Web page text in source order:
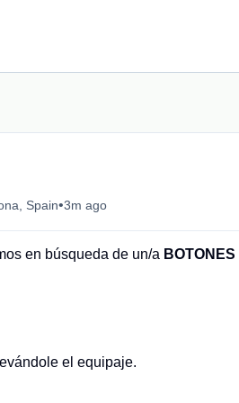
Spain•3m ago
en búsqueda de un/a BOTONES
el equipaje.